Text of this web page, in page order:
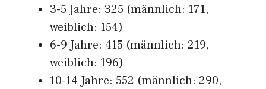
3-5 Jahre: 325 (männlich: 171,
weiblich: 154)
6-9 Jahre: 415 (männlich: 219,
weiblich: 196)
10-14 Jahre: 552 (männlich: 290,